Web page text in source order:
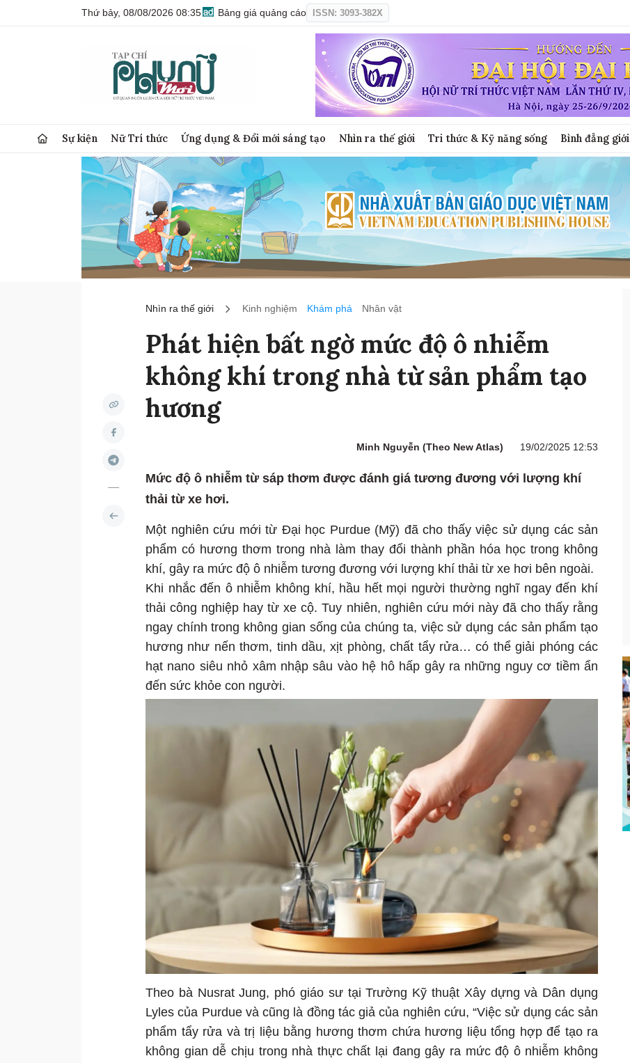
Thứ bảy, 08/08/2026 08:35 Bảng giá quảng cáo ISSN: 3093-382X
Sự kiện Nữ Trí thức Ứng dụng & Đổi mới sáng tạo Nhìn ra thế giới Tri thức & Kỹ năng sống Bình đẳng giới
Nhìn ra thế giới Kinh nghiệm Khám phá Nhân vật
Phát hiện bất ngờ mức độ ô nhiễm
không khí trong nhà từ sản phẩm tạo
hương
Minh Nguyễn (Theo New Atlas) 19/02/2025 12:53
Mức độ ô nhiễm từ sáp thơm được đánh giá tương đương với lượng khí
thải từ xe hơi.
Một nghiên cứu mới từ Đại học Purdue (Mỹ) đã cho thấy việc sử dụng các sản
phẩm có hương thơm trong nhà làm thay đổi thành phần hóa học trong không
khí, gây ra mức độ ô nhiễm tương đương với lượng khí thải từ xe hơi bên ngoài.
Khi nhắc đến ô nhiễm không khí, hầu hết mọi người thường nghĩ ngay đến khí
thải công nghiệp hay từ xe cộ. Tuy nhiên, nghiên cứu mới này đã cho thấy rằng
ngay chính trong không gian sống của chúng ta, việc sử dụng các sản phẩm tạo
hương như nến thơm, tinh dầu, xịt phòng, chất tẩy rửa… có thể giải phóng các
hạt nano siêu nhỏ xâm nhập sâu vào hệ hô hấp gây ra những nguy cơ tiềm ẩn
đến sức khỏe con người.
Theo bà Nusrat Jung, phó giáo sư tại Trường Kỹ thuật Xây dựng và Dân dụng
Lyles của Purdue và cũng là đồng tác giả của nghiên cứu, “Việc sử dụng các sản
phẩm tẩy rửa và trị liệu bằng hương thơm chứa hương liệu tổng hợp để tạo ra
không gian dễ chịu trong nhà thực chất lại đang gây ra mức độ ô nhiễm không